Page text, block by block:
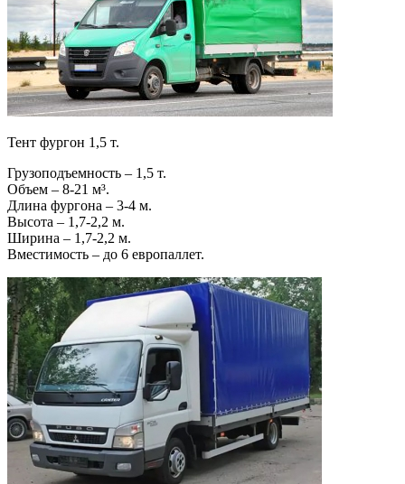
Тент фургон 1,5 т.
Грузоподъемность – 1,5 т.
Объем – 8-21 м³.
Длина фургона – 3-4 м.
Высота – 1,7-2,2 м.
Ширина – 1,7-2,2 м.
Вместимость – до 6 европаллет.